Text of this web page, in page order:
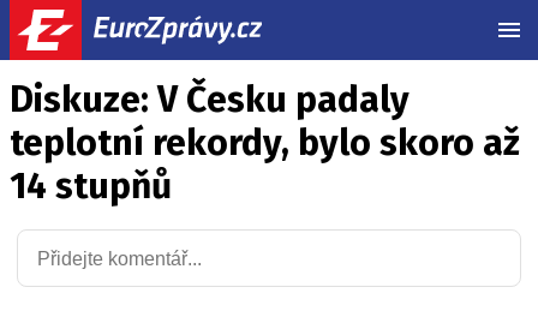
Diskuze: V Česku padaly
teplotní rekordy, bylo skoro až
14 stupňů